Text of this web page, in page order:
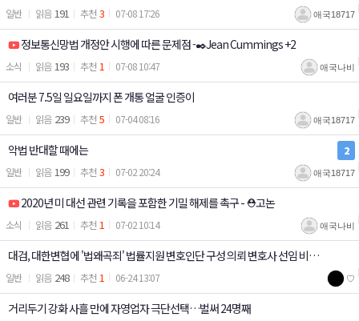
일반 애국18717
191 3 07-08 17:26
소식
정보통신망법 개정안 시행에 따른 문제점 -✒️Jean Cummings +2
애국나비
193 1 07-08 10:47
일반
여러분 7.5일 일요일까지 폰 개통 얼굴 인증이
애국18717
239 5 07-04 08:16
일반
악법 반대할 때에는 2
애국18717
199 3 07-02 20:24
소식
2020년 미 대선 관련 기록을 포함한 기밀 해제를 촉구 - ⛑️고논
애국나비
261 1 07-02 10:14
일반
대검, 대한변협에 '법왜곡죄' 법률지원 변호인단 구성 의뢰 변호사 선임 비용
건당 최대 4천만원 지원 / 위철환 중앙선관위원 대한변호사협회장 등 역임
♡
248 1 06-24 13:07
거리두기 강화 사흘 만에 자영업자 극단선택…벌써 24명째